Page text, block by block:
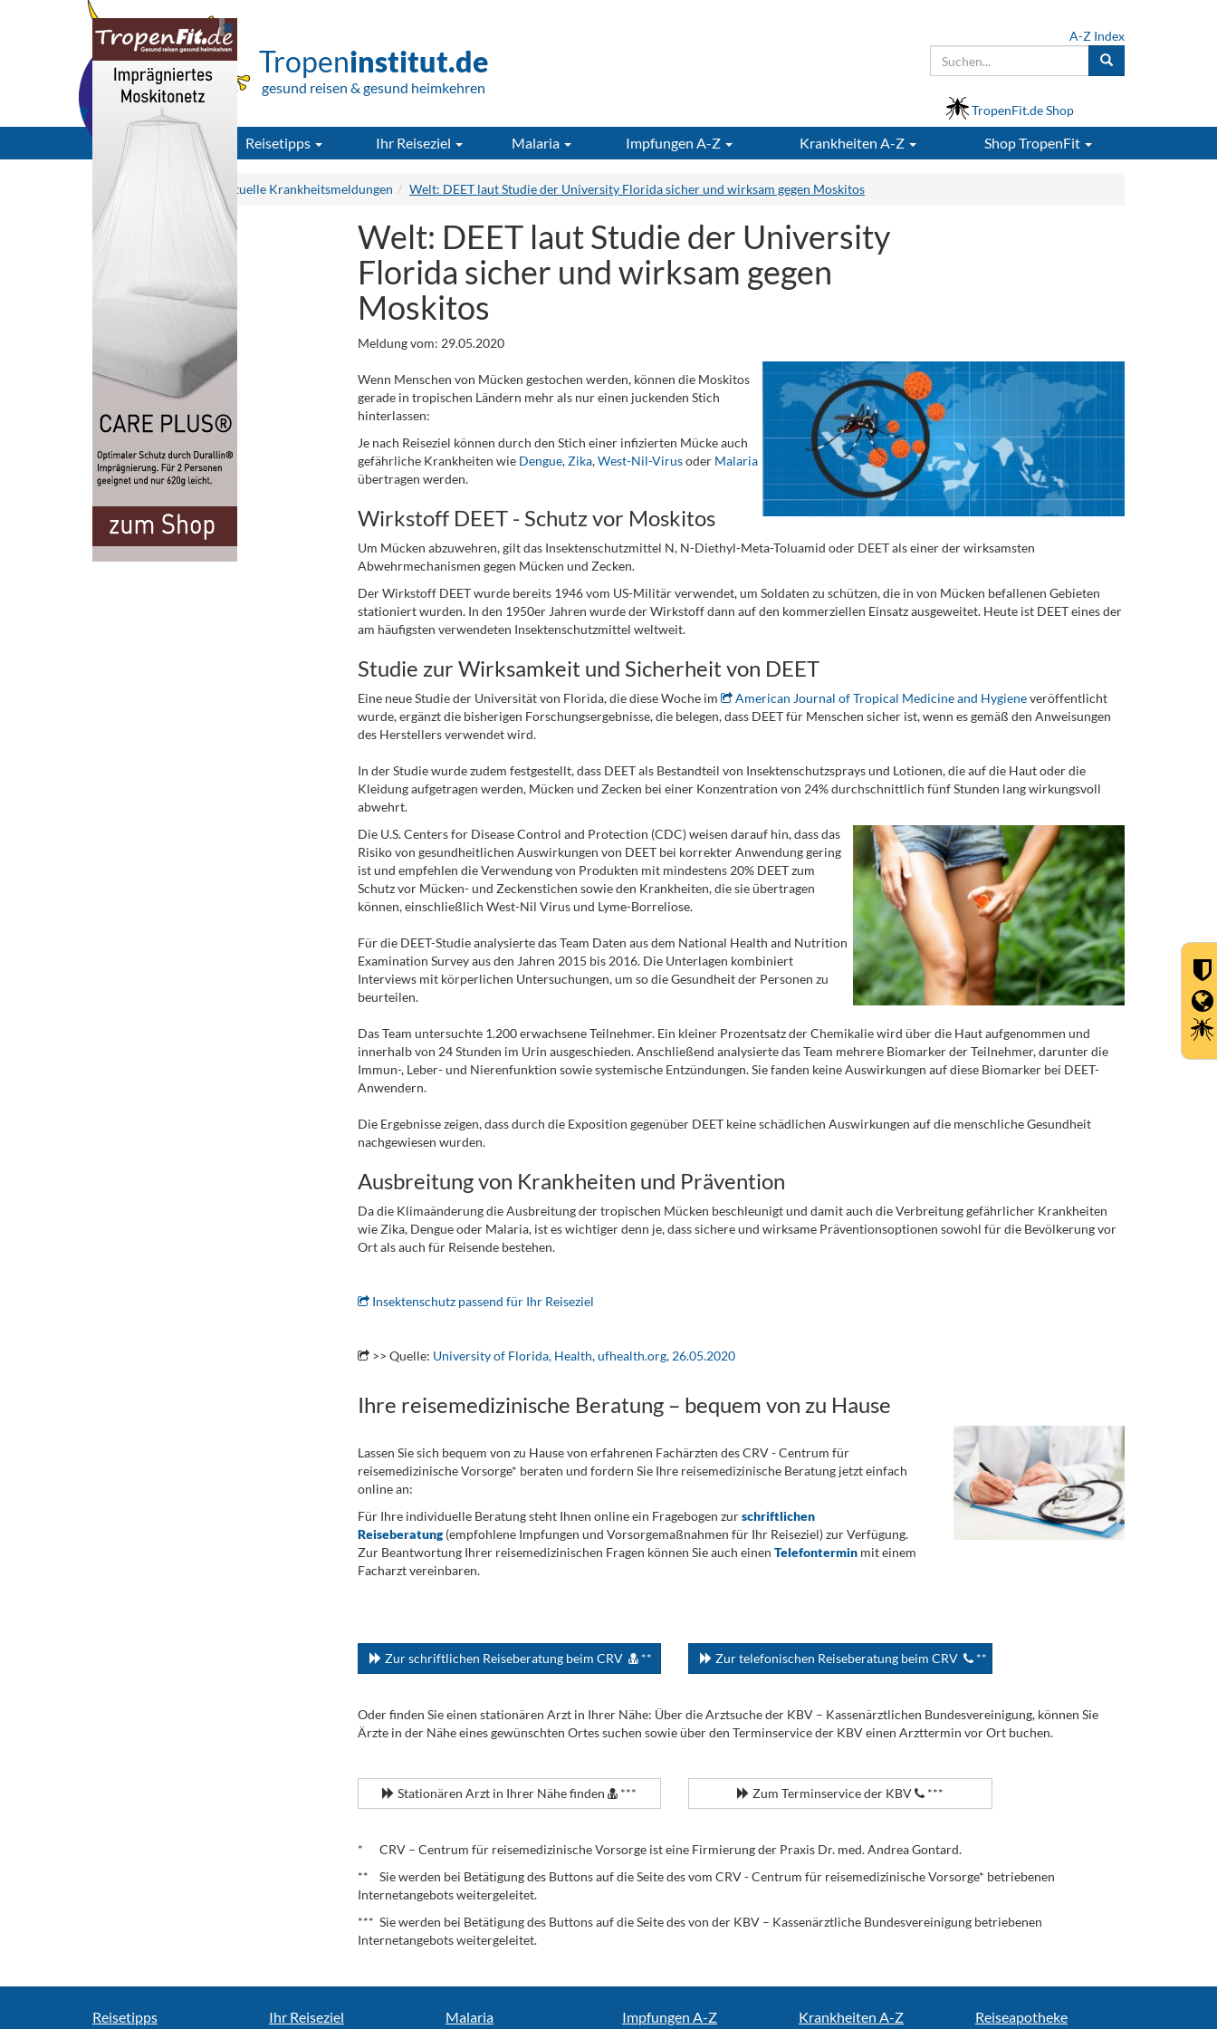
Tropeninstitut.de
gesund reisen & gesund heimkehren
A-Z Index
TropenFit.de Shop
Reisetipps Ihr Reiseziel Malaria Impfungen A-Z Krankheiten A-Z ShopTropenFit
Tropeninstitut.de Aktuelle Krankheitsmeldungen Welt: DEET laut Studie der University Florida sicher und wirksam gegen Moskitos
Welt: DEET laut Studie der University
Florida sicher und wirksam gegen
Moskitos
Meldung vom: 29.05.2020
Wenn Menschen von Mücken gestochen werden, können die Moskitos
gerade in tropischen Ländern mehr als nur einen juckenden Stich
hinterlassen:
Je nach Reiseziel können durch den Stich einer infizierten Mücke auch
gefährliche Krankheiten wie Dengue,Zika,West-Nil-Virusoder Malaria
übertragen werden.
Wirkstoff DEET - Schutz vor Moskitos
Um Mücken abzuwehren, gilt das Insektenschutzmittel N, N-Diethyl-Meta-Toluamid oder DEET als einer der wirksamsten
Abwehrmechanismen gegen Mücken und Zecken.
Der Wirkstoff DEET wurde bereits 1946 vom US-Militär verwendet, um Soldaten zu schützen, die in von Mücken befallenen Gebieten
stationiert wurden. In den 1950er Jahren wurde der Wirkstoff dann auf den kommerziellen Einsatz ausgeweitet. Heute ist DEET eines der
am häufigsten verwendeten Insektenschutzmittel weltweit.
Studie zur Wirksamkeit und Sicherheit von DEET
Eine neue Studie der Universität von Florida, die diese Woche im American Journal of Tropical Medicine and Hygieneveröffentlicht
wurde, ergänzt die bisherigen Forschungsergebnisse, die belegen, dass DEET für Menschen sicher ist, wenn es gemäß den Anweisungen
des Herstellers verwendet wird.
In der Studie wurde zudem festgestellt, dass DEET als Bestandteil von Insektenschutzsprays und Lotionen, die auf die Haut oder die
Kleidung aufgetragen werden, Mücken und Zecken bei einer Konzentration von 24% durchschnittlich fünf Stunden lang wirkungsvoll
abwehrt.
Die U.S. Centers for Disease Control and Protection (CDC) weisen darauf hin, dass das
Risiko von gesundheitlichen Auswirkungen von DEET bei korrekter Anwendung gering
ist und empfehlen die Verwendung von Produkten mit mindestens 20% DEET zum
Schutz vor Mücken- und Zeckenstichen sowie den Krankheiten, die sie übertragen
können, einschließlich West-Nil Virus und Lyme-Borreliose.
Für die DEET-Studie analysierte das Team Daten aus dem National Health and Nutrition
Examination Survey aus den Jahren 2015 bis 2016. Die Unterlagen kombiniert
Interviews mit körperlichen Untersuchungen, um so die Gesundheit der Personen zu
beurteilen.
Das Team untersuchte 1.200 erwachsene Teilnehmer. Ein kleiner Prozentsatz der Chemikalie wird über die Haut aufgenommen und
innerhalb von 24 Stunden im Urin ausgeschieden. Anschließend analysierte das Team mehrere Biomarker der Teilnehmer, darunter die
Immun-, Leber- und Nierenfunktion sowie systemische Entzündungen. Sie fanden keine Auswirkungen auf diese Biomarker bei DEET-
Anwendern.
Die Ergebnisse zeigen, dass durch die Exposition gegenüber DEET keine schädlichen Auswirkungen auf die menschliche Gesundheit
nachgewiesen wurden.
Ausbreitung von Krankheiten und Prävention
Da die Klimaänderung die Ausbreitung der tropischen Mücken beschleunigt und damit auch die Verbreitung gefährlicher Krankheiten
wie Zika, Dengue oder Malaria, ist es wichtiger denn je, dass sichere und wirksame Präventionsoptionen sowohl für die Bevölkerung vor
Ort als auch für Reisende bestehen.
Insektenschutz passend für Ihr Reiseziel
>> Quelle: University of Florida, Health, ufhealth.org, 26.05.2020
Ihre reisemedizinische Beratung – bequem von zu Hause
Lassen Sie sich bequem von zu Hause von erfahrenen Fachärzten des CRV - Centrum für
reisemedizinische Vorsorge* beraten und fordern Sie Ihre reisemedizinische Beratung jetzt einfach
online an:
Für Ihre individuelle Beratung steht Ihnen online ein Fragebogen zurschriftlichen
Reiseberatung(empfohlene Impfungen und Vorsorgemaßnahmen für Ihr Reiseziel) zur Verfügung.
Zur Beantwortung Ihrer reisemedizinischen Fragen können Sie auch einen Telefonterminmit einem
Facharzt vereinbaren.
Zur schriftlichen Reiseberatung beim CRV ** Zur telefonischen Reiseberatung beim CRV **
Oder finden Sie einen stationären Arzt in Ihrer Nähe: Über die Arztsuche der KBV – Kassenärztlichen Bundesvereinigung, können Sie
Ärzte in der Nähe eines gewünschten Ortes suchen sowie über den Terminservice der KBV einen Arzttermin vor Ort buchen.
Stationären Arzt in Ihrer Nähe finden *** Zum Terminservice der KBV ***
* CRV – Centrum für reisemedizinische Vorsorge ist eine Firmierung der Praxis Dr. med. Andrea Gontard.
** Sie werden bei Betätigung des Buttons auf die Seite des vom CRV - Centrum für reisemedizinische Vorsorge* betriebenen
Internetangebots weitergeleitet.
*** Sie werden bei Betätigung des Buttons auf die Seite des von der KBV – Kassenärztliche Bundesvereinigung betriebenen
Internetangebots weitergeleitet.
Reisetipps Ihr Reiseziel Malaria Impfungen A-Z Krankheiten A-Z Reiseapotheke